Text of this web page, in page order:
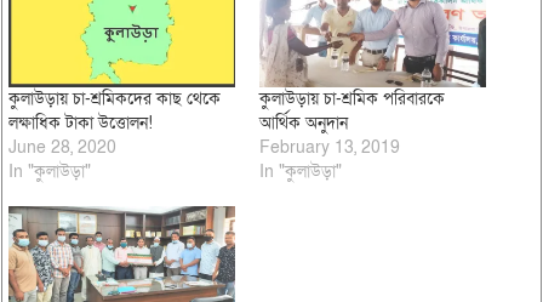
কুলাউড়ায় চা-শ্রমিকদের কাছ থেকে
লক্ষাধিক টাকা উত্তোলন!
June 28, 2020
In "কুলাউড়া"
কুলাউড়ায় চা-শ্রমিক পরিবারকে
আর্থিক অনুদান
February 13, 2019
In "কুলাউড়া"